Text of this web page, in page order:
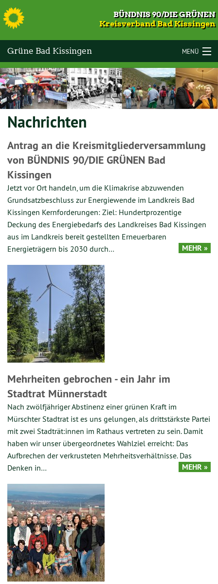
S
BÜNDNIS 90/DIE GRÜNEN
Kreisverband Bad Kissingen
Grüne Bad Kissingen MENÜ
LANDKREIS BAD KISSINGEN
VOR ORT
KOMMUNALWAHLEN 2026
MITMACHEN
GESCHICHTE
KONTAKT
Nachrichten
Antrag an die Kreismitgliederversammlung
von BÜNDNIS 90/DIE GRÜNEN Bad
Kissingen
Jetzt vor Ort handeln, um die Klimakrise abzuwenden
Grundsatzbeschluss zur Energiewende im Landkreis Bad
Kissingen Kernforderungen: Ziel: Hundertprozentige
Deckung des Energiebedarfs des Landkreises Bad Kissingen
aus im Landkreis bereit gestellten Erneuerbaren
Energieträgern bis 2030 durch…
MEHR »
Mehrheiten gebrochen - ein Jahr im
Stadtrat Münnerstadt
Nach zwölfjähriger Abstinenz einer grünen Kraft im
Mürschter Stadtrat ist es uns gelungen, als drittstärkste Partei
mit zwei Stadträt:innen im Rathaus vertreten zu sein. Damit
haben wir unser übergeordnetes Wahlziel erreicht: Das
Aufbrechen der verkrusteten Mehrheitsverhältnisse. Das
Denken in…
MEHR »